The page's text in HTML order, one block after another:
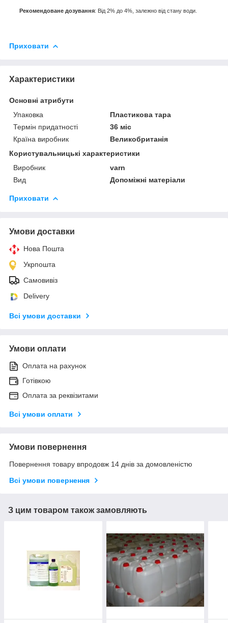
Рекомендоване дозування: Від 2% до 4%, залежно від стану води.
Приховати
Характеристики
Основні атрибути
Упаковка
Пластикова тара
Термін придатності
36 міс
Країна виробник
Великобританія
Користувальницькі характеристики
Виробник
varn
Вид
Допоміжні матеріали
Приховати
Умови доставки
Нова Пошта
Укрпошта
Самовивіз
Delivery
Всі умови доставки
Умови оплати
Оплата на рахунок
Готівкою
Оплата за реквізитами
Всі умови оплати
Умови повернення
Повернення товару впродовж 14 днів за домовленістю
Всі умови повернення
З цим товаром також замовляють